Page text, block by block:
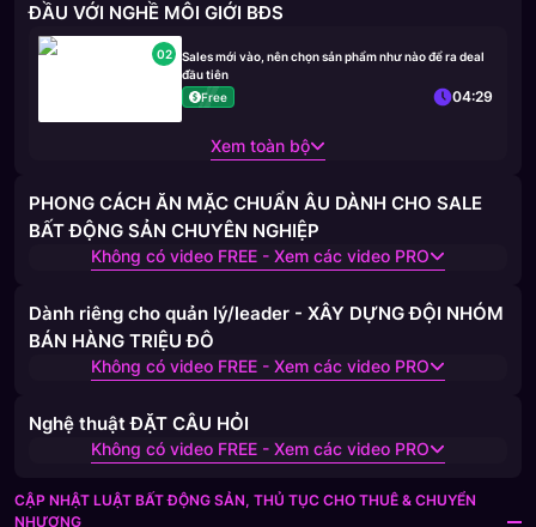
ĐẦU VỚI NGHỀ MÔI GIỚI BĐS
02
Sales mới vào, nên chọn sản phẩm như nào để ra deal
đầu tiên
Free
04:29
Xem toàn bộ
PHONG CÁCH ĂN MẶC CHUẨN ÂU DÀNH CHO SALE
BẤT ĐỘNG SẢN CHUYÊN NGHIỆP
Không có video FREE - Xem các video PRO
Dành riêng cho quản lý/leader - XÂY DỰNG ĐỘI NHÓM
BÁN HÀNG TRIỆU ĐÔ
Không có video FREE - Xem các video PRO
Nghệ thuật ĐẶT CÂU HỎI
Không có video FREE - Xem các video PRO
CẬP NHẬT LUẬT BẤT ĐỘNG SẢN, THỦ TỤC CHO THUÊ & CHUYỂN
NHƯỢNG